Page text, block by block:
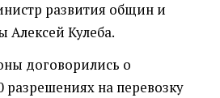
развития общин и
Алексей Кулеба.
договорились о
разрешениях на перевозку